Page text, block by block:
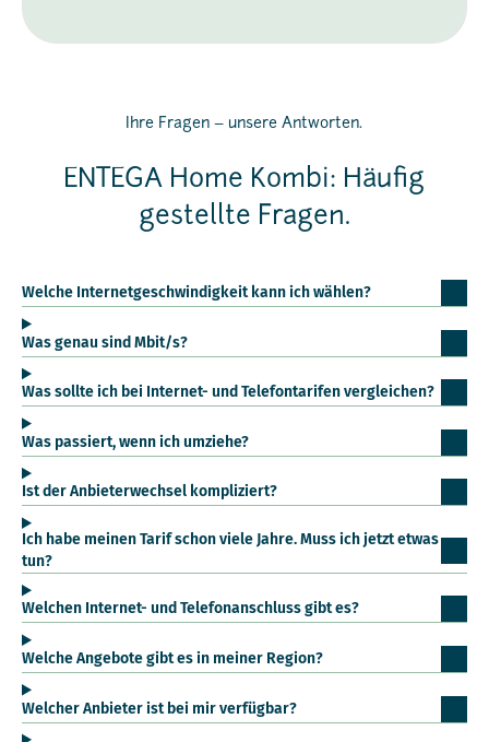
Ihre Fragen – unsere Antworten.
ENTEGA Home Kombi: Häufig
gestellte Fragen.
Welche Internetgeschwindigkeit kann ich wählen?
Was genau sind Mbit/s?
Was sollte ich bei Internet- und Telefontarifen vergleichen?
Was passiert, wenn ich umziehe?
Ist der Anbieterwechsel kompliziert?
Ich habe meinen Tarif schon viele Jahre. Muss ich jetzt etwas
tun?
Welchen Internet- und Telefonanschluss gibt es?
Welche Angebote gibt es in meiner Region?
Welcher Anbieter ist bei mir verfügbar?